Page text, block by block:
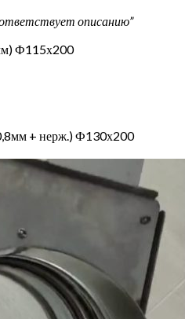
описанию”
Ф115х200
+ нерж.) Ф130х200